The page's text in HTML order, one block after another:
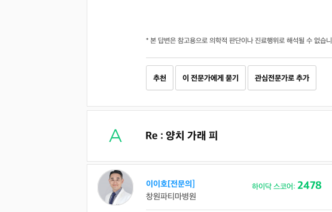
* 본 답변은 참고용으로 의학적 판단이나 진료행위로 해석될 수 없습
추천 이 전문가에게 묻기 관심전문가로 추가
Re : 양치 가래 피
이이호[전문의]
창원파티마병원
하이닥 스코어: 2478